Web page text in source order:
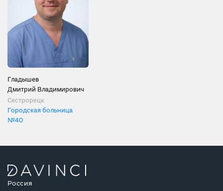
Гладышев
Дмитрий Владимирович
Сестрорецк
Городская больница
№40
Россия